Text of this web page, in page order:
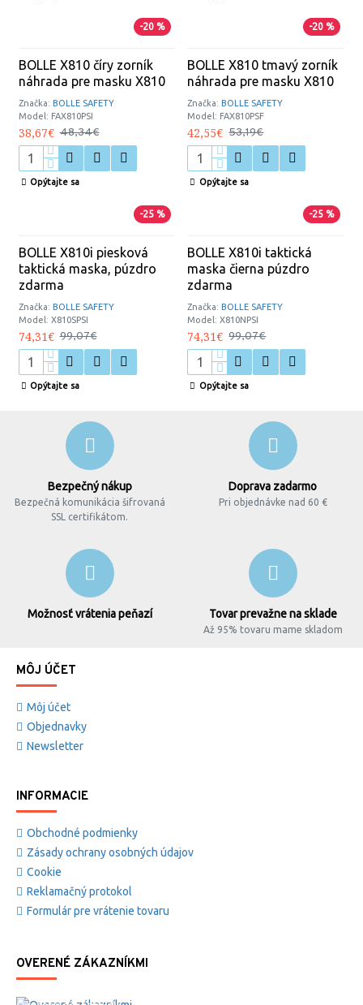
-20 %
Značka: BOLLE SAFETY
Model: FAX810PSI
BOLLE X810 číry zorník
náhrada pre masku X810
38,67€ 48,34€
Opýtajte sa
-20 %
Značka: BOLLE SAFETY
Model: FAX810PSF
BOLLE X810 tmavý zorník
náhrada pre masku X810
42,55€ 53,19€
Opýtajte sa
-25 %
Značka: BOLLE SAFETY
Model: X810SPSI
BOLLE X810i piesková
taktická maska, púzdro
zdarma
74,31€ 99,07€
Opýtajte sa
-25 %
Značka: BOLLE SAFETY
Model: X810NPSI
BOLLE X810i taktická
maska čierna púzdro
zdarma
74,31€ 99,07€
Opýtajte sa
Bezpečný nákup
Bezpečná komunikácia šifrovaná
SSL certifikátom.
Doprava zadarmo
Pri objednávke nad 60 €
Možnosť vrátenia peňazí Tovar prevažne na sklade
Až 95% tovaru mame skladom
MÔJ ÚČET
Môj účet
Objednavky
Newsletter
INFORMACIE
Obchodné podmienky
Zásady ochrany osobných údajov
Cookie
Reklamačný protokol
Formulár pre vrátenie tovaru
OVERENÉ ZÁKAZNÍKMI